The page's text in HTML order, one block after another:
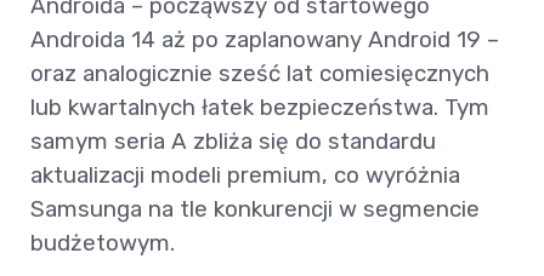
Androida – począwszy od startowego
Androida 14 aż po zaplanowany Android 19 –
oraz analogicznie sześć lat comiesięcznych
lub kwartalnych łatek bezpieczeństwa. Tym
samym seria A zbliża się do standardu
aktualizacji modeli premium, co wyróżnia
Samsunga na tle konkurencji w segmencie
budżetowym.